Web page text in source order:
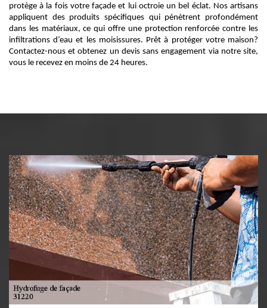
protège à la fois votre façade et lui octroie un bel éclat. Nos artisans
appliquent des produits spécifiques qui pénètrent profondément
dans les matériaux, ce qui offre une protection renforcée contre les
infiltrations d’eau et les moisissures. Prêt à protéger votre maison?
Contactez-nous et obtenez un devis sans engagement via notre site,
vous le recevez en moins de 24 heures.